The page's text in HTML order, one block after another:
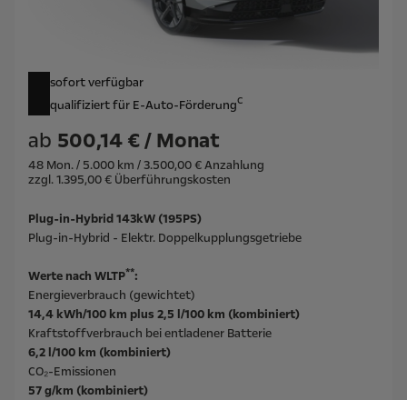
sofort verfügbar
qualifiziert für E-Auto-Förderungc
ab 500,14 € / Monat
48 Mon. / 5.000 km / 3.500,00 € Anzahlung
zzgl. 1.395,00 € Überführungskosten
Plug-in-Hybrid 143kW (195PS)
Plug-in-Hybrid - Elektr. Doppelkupplungsgetriebe
Werte nach WLTP**:
Energieverbrauch (gewichtet)
14,4 kWh/100 km plus 2,5 l/100 km (kombiniert)
Kraftstoffverbrauch bei entladener Batterie
6,2 l/100 km (kombiniert)
CO₂-Emissionen
57 g/km (kombiniert)